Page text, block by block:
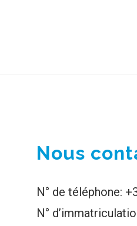
Nous
N° de téléphone:
N°